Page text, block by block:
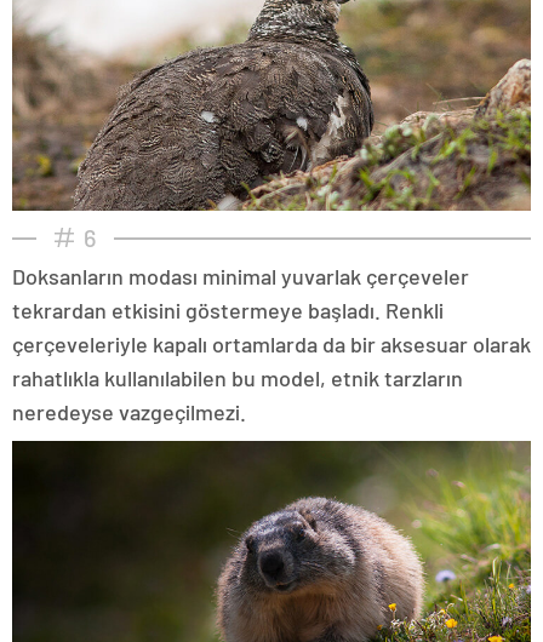
6
Doksanların modası minimal yuvarlak çerçeveler
tekrardan etkisini göstermeye başladı. Renkli
çerçeveleriyle kapalı ortamlarda da bir aksesuar olarak
rahatlıkla kullanılabilen bu model, etnik tarzların
neredeyse vazgeçilmezi.